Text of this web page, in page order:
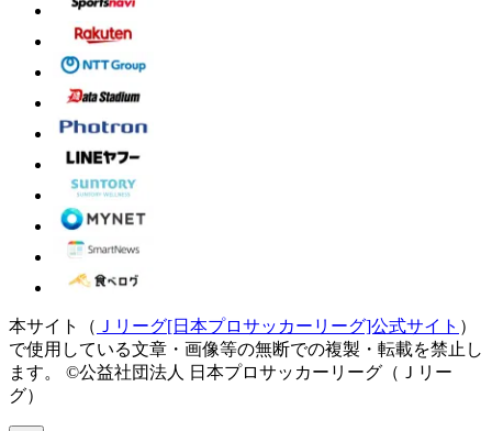
本サイト（ Ｊリーグ[日本プロサッカーリーグ]公式サイト ）
で使用している文章・画像等の無断での複製・転載を禁止し
ます。
©公益社団法人 日本プロサッカーリーグ（Ｊリー
グ）